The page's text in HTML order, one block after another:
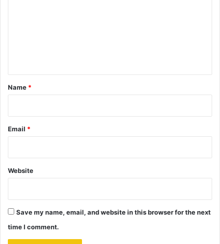
*
Name *
Email *
Website
Save my name, email, and website in this browser for the next
time I comment.